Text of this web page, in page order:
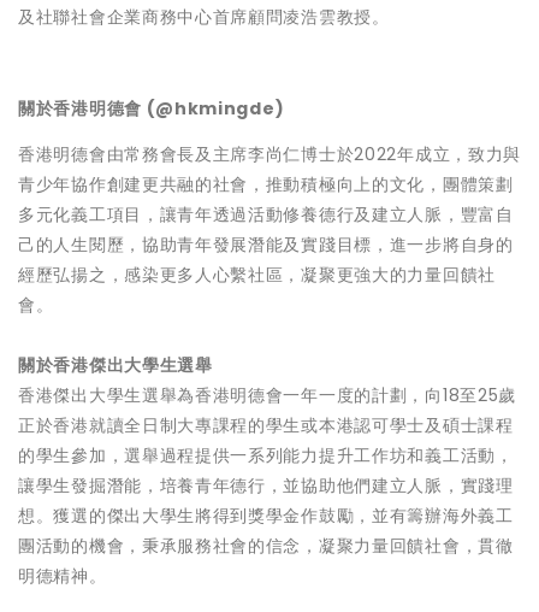
及社聯社會企業商務中心首席顧問凌浩雲教授。
關於香港明德會 (@hkmingde)
香港明德會由常務會長及主席李尚仁博士於2022年成立，致力與
青少年協作創建更共融的社會，推動積極向上的文化，團體策劃
多元化義工項目，讓青年透過活動修養德行及建立人脈，豐富自
己的人生閱歷，協助青年發展潛能及實踐目標，進一步將自身的
經歷弘揚之，感染更多人心繫社區，凝聚更強大的力量回饋社
會。
關於香港傑出大學生選舉
香港傑出大學生選舉為香港明德會一年一度的計劃，向18至25歲
正於香港就讀全日制大專課程的學生或本港認可學士及碩士課程
的學生參加，選舉過程提供一系列能力提升工作坊和義工活動，
讓學生發掘潛能，培養青年德行，並協助他們建立人脈，實踐理
想。獲選的傑出大學生將得到獎學金作鼓勵，並有籌辦海外義工
團活動的機會，秉承服務社會的信念，凝聚力量回饋社會，貫徹
明德精神。